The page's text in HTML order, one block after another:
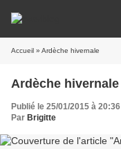
Accueil » Ardèche hivernale
Ardèche hivernale
Publié le 25/01/2015 à 20:36
Par Brigitte